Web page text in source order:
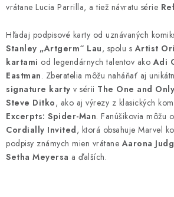
vrátane Lucia Parrilla, a tiež návratu série
Hľadaj podpisové karty od uznávaných
Stanley „Artgerm“ Lau, spolu sArtist
kartami od legendárnych talentov akoAdi
Eastman. Zberatelia môžu naháňať aj
signature karty v sérii The One and
Steve Ditko, ako aj výrezy z klasických
Excerpts: Spider-Man. Fanúšikovia môžu
Cordially Invited, ktorá obsahuje Marvel
podpisy známych mien vrátaneAarona
Setha Meyersa a ďalších.